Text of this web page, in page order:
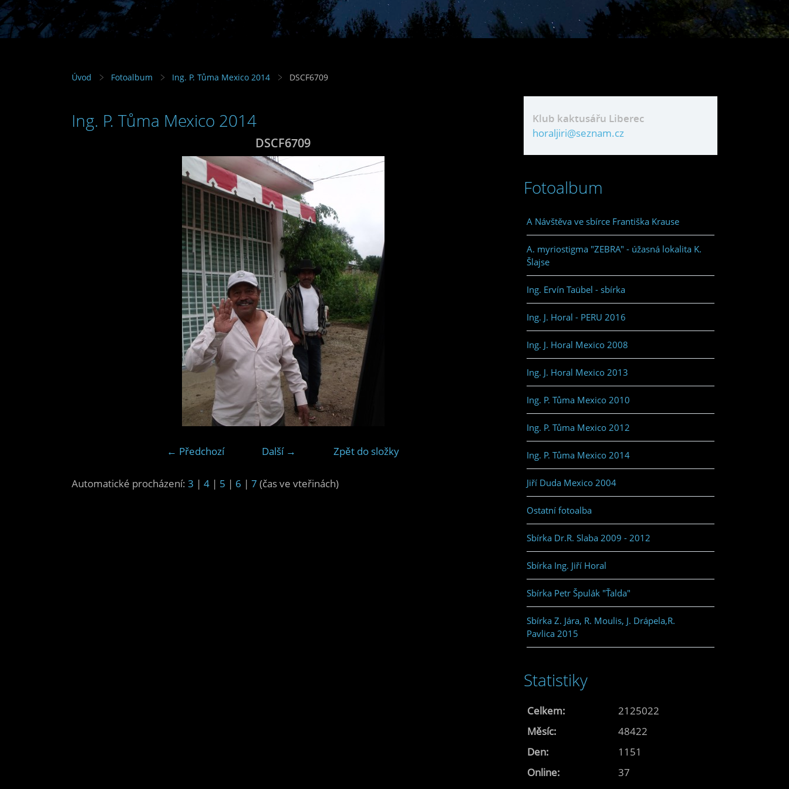
Úvod Fotoalbum Ing. P. Tůma Mexico 2014 DSCF6709
Ing. P. Tůma Mexico 2014
DSCF6709
← Předchozí Další → Zpět do složky
Automatické procházení: 3 | 4 | 5 | 6 | 7 (čas ve vteřinách)
Klub kaktusářu Liberec
horaljiri@seznam.cz
Fotoalbum
A Návštěva ve sbírce Františka Krause
A. myriostigma "ZEBRA" - úžasná lokalita K.
Šlajse
Ing. Ervín Taübel - sbírka
Ing. J. Horal - PERU 2016
Ing. J. Horal Mexico 2008
Ing. J. Horal Mexico 2013
Ing. P. Tůma Mexico 2010
Ing. P. Tůma Mexico 2012
Ing. P. Tůma Mexico 2014
Jiří Duda Mexico 2004
Ostatní fotoalba
Sbírka Dr.R. Slaba 2009 - 2012
Sbírka Ing. Jiří Horal
Sbírka Petr Špulák "Ťalda"
Sbírka Z. Jára, R. Moulis, J. Drápela,R.
Pavlica 2015
Statistiky
Online: 37
Celkem:
2125022
Měsíc:
48422
Den:
1151